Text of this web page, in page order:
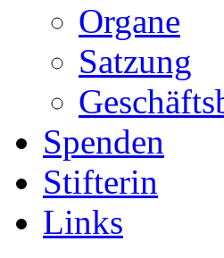
Organe
Satzung
Spenden
Stifterin
Links